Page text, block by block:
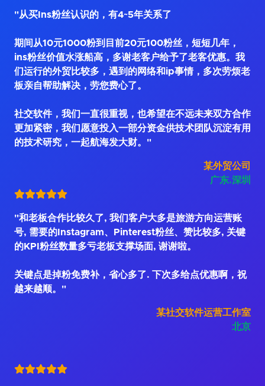
"从买Ins粉丝认识的，有4~5年关系了
期间从10元1000粉到目前20元100粉丝，短短几年，
ins粉丝价值水涨船高，多谢老客户给予了老客优惠。我
们运行的外贸比较多，遇到的网络和ip事情，多次劳烦老
板亲自帮助解决，劳您费心了。
社交软件，我们一直很重视，也希望在不远未来双方合作
更加紧密，我们愿意投入一部分资金供技术团队沉淀有用
的技术研究，一起航海发大财。"
某外贸公司
广东.深圳
"和老板合作比较久了, 我们客户大多是旅游方向运营账
号, 需要的Instagram、Pinterest粉丝、赞比较多, 关键
的KPI粉丝数量多亏老板支撑场面, 谢谢啦。
关键点是掉粉免费补，省心多了. 下次多给点优惠啊，祝
越来越顺。"
某社交软件运营工作室
北京